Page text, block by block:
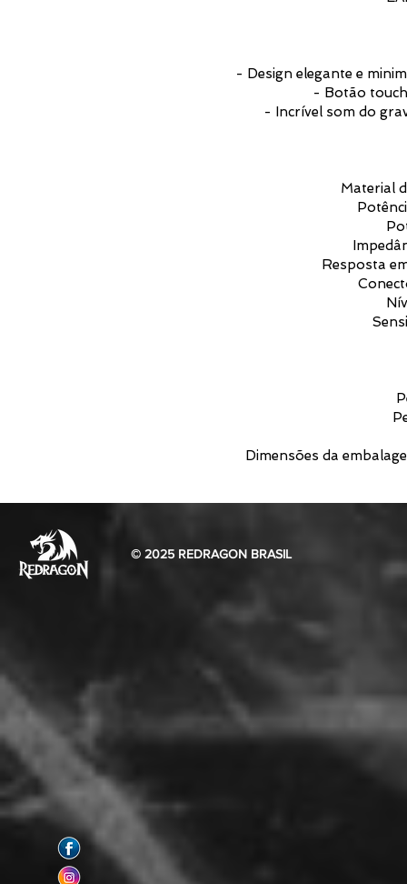
- Design elegante e
- Botão
- Incrível som do
Material
Resposta
Dimensões da
© 2025 REDRAGON BRASIL